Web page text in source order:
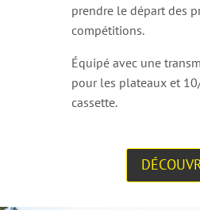
prendre le départ des
compétitions.
Équipé avec une
pour les plateaux et
cassette.